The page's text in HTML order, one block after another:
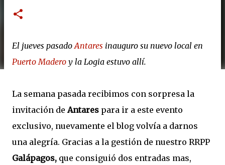
El jueves pasadoAntares inauguro su nuevo local en
Puerto Madero y la Logia estuvo allí.
La semana pasada recibimos con sorpresa la
invitación deAntares para ir a este evento
exclusivo, nuevamente el blog volvía a darnos
una alegría. Gracias a la gestión de nuestro RRPP
Galápagos, que consiguió dos entradas mas,